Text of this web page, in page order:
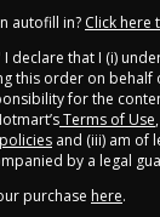
autofill in? Click here
I declare that I (i)
this order on behalf
for the
Terms of Use,
and (iii) am of
by a legal
purchase here.